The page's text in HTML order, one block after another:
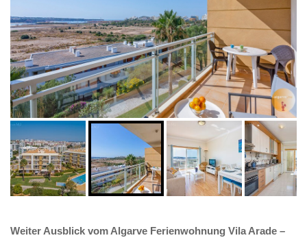
Weiter Ausblick vom Algarve Ferienwohnung Vila Arade –